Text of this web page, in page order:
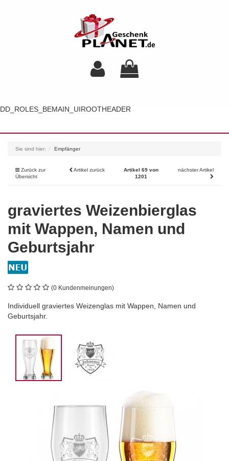
DD_ROLES_BEMAIN_UIROOTHEADER
Sie sind hier: Empfänger
Zurück zur
Übersicht
Artikel zurück
Artikel 69 von
1201
nächster Artikel
graviertes Weizenbierglas
mit Wappen, Namen und
Geburtsjahr
(0 Kundenmeinungen)
Individuell graviertes Weizenglas mit Wappen, Namen und
Geburtsjahr.